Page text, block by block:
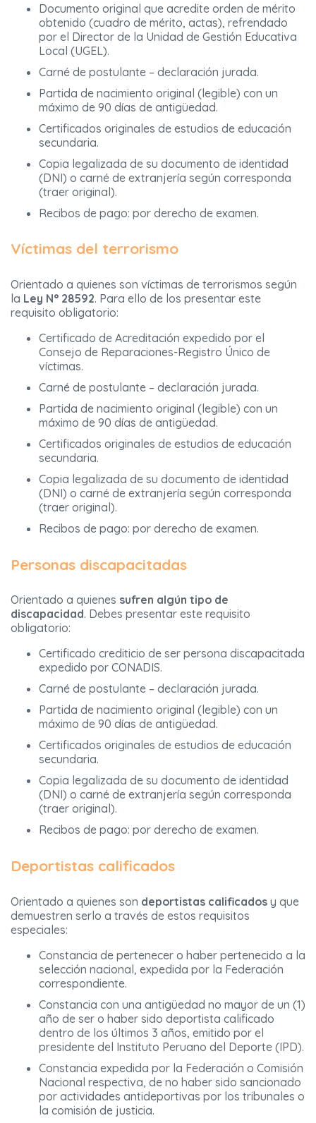
Documento original que acredite orden de mérito
obtenido (cuadro de mérito, actas), refrendado
por el Director de la Unidad de Gestión Educativa
Local (UGEL).
Carné de postulante – declaración jurada.
Partida de nacimiento original (legible) con un
máximo de 90 días de antigüedad.
Certificados originales de estudios de educación
secundaria.
Copia legalizada de su documento de identidad
(DNI) o carné de extranjería según corresponda
(traer original).
Recibos de pago: por derecho de examen.
Víctimas del terrorismo
Orientado a quienes son víctimas de terrorismos según
la Ley N° 28592. Para ello de los presentar este
requisito obligatorio:
Certificado de Acreditación expedido por el
Consejo de Reparaciones-Registro Único de
víctimas.
Carné de postulante – declaración jurada.
Partida de nacimiento original (legible) con un
máximo de 90 días de antigüedad.
Certificados originales de estudios de educación
secundaria.
Copia legalizada de su documento de identidad
(DNI) o carné de extranjería según corresponda
(traer original).
Recibos de pago: por derecho de examen.
Personas discapacitadas
Orientado a quienes sufren algún tipo de
discapacidad. Debes presentar este requisito
obligatorio:
Certificado crediticio de ser persona discapacitada
expedido por CONADIS.
Carné de postulante – declaración jurada.
Partida de nacimiento original (legible) con un
máximo de 90 días de antigüedad.
Certificados originales de estudios de educación
secundaria.
Copia legalizada de su documento de identidad
(DNI) o carné de extranjería según corresponda
(traer original).
Recibos de pago: por derecho de examen.
Deportistas calificados
Orientado a quienes son deportistas calificados y que
demuestren serlo a través de estos requisitos
especiales:
Constancia de pertenecer o haber pertenecido a la
selección nacional, expedida por la Federación
correspondiente.
Constancia con una antigüedad no mayor de un (1)
año de ser o haber sido deportista calificado
dentro de los últimos 3 años, emitido por el
presidente del Instituto Peruano del Deporte (IPD).
Constancia expedida por la Federación o Comisión
Nacional respectiva, de no haber sido sancionado
por actividades antideportivas por los tribunales o
la comisión de justicia.